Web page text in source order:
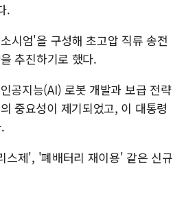
.
시엄'을 구성해 초고압 직류 송전
추진하기로 했다.
공지능(AI) 로봇 개발과 보급 전략
중요성이 제기되었고, 이 대통령
스제', '폐배터리 재이용' 같은 신규